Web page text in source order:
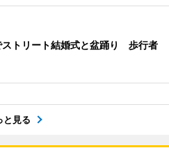
ストリート結婚式と盆踊り 歩行者
と見る